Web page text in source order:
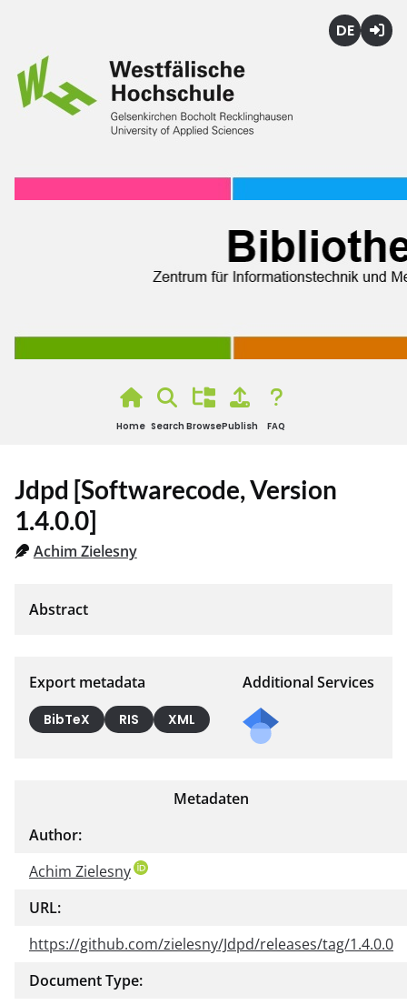
Home Search BrowsePublish FAQ
Jdpd [Softwarecode, Version
1.4.0.0]
Achim Zielesny
Export metadata
BibTeX RIS XML
Additional Services
Metadaten
Author:
Achim Zielesny
URL:
https://github.com/zielesny/Jdpd/releases/tag/1.4.0.0
Document Type: